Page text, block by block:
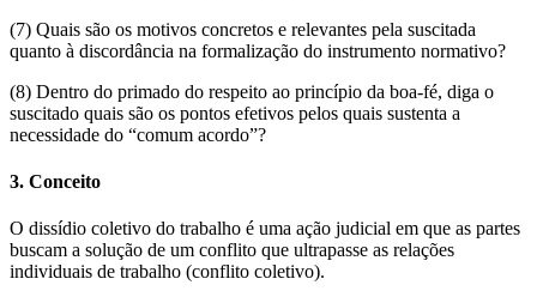
(7) Quais são os motivos concretos e relevantes pela suscitada
quanto à discordância na formalização do instrumento normativo?
(8) Dentro do primado do respeito ao princípio da boa-fé, diga o
suscitado quais são os pontos efetivos pelos quais sustenta a
necessidade do “comum acordo”?
3. Conceito
O dissídio coletivo do trabalho é uma ação judicial em que as partes
buscam a solução de um conflito que ultrapasse as relações
individuais de trabalho (conflito coletivo).